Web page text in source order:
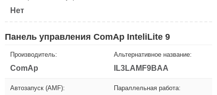
Нет
Панель управления ComAp InteliLite 9
Производитель:
ComAp
Альтернативное название:
IL3LAMF9BAA
Автозапуск (AMF): Параллельная работа: